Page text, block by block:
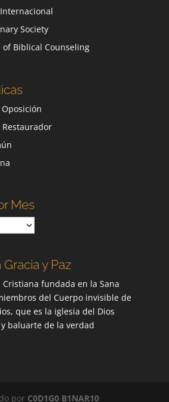
Society
of Biblical Counseling
Restaurador
Mes
y Paz
Cristiana fundada en la Sana
del Cuerpo invisible de
que es la iglesia del Dios
baluarte de la verdad
por C0D1G0 B1NAR10